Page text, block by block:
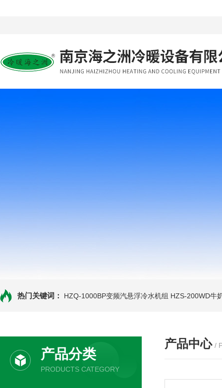
热门关键词： HZQ-1000BP变频汽悬浮冷水机组 HZS-200WD牛
产品分类
PRODUCTS CATEGORY
产品中心 /